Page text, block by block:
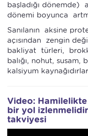
başladığı dönemde)
dönemi boyunca
Sanılanın aksine
açısından zengin
bakliyat türleri,
balığı, nohut,
kalsiyum
Video: Hamilelikte
bir yol
takviyesi